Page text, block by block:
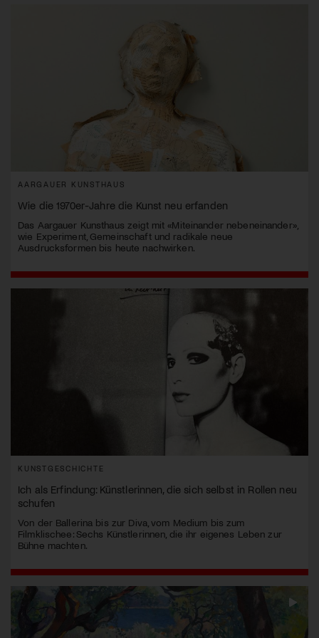
AARGAUER KUNSTHAUS
Wie die 1970er-Jahre die Kunst neu erfanden
Das Aargauer Kunsthaus zeigt mit «Miteinander nebeneinander»,
wie Experiment, Gemeinschaft und radikale neue
Ausdrucksformen bis heute nachwirken.
KUNSTGESCHICHTE
Ich als Erfindung: Künstlerinnen, die sich selbst in Rollen neu
schufen
Von der Ballerina bis zur Diva, vom Medium bis zum
Filmklischee: Sechs Künstlerinnen, die ihr eigenes Leben zur
Bühne machten.